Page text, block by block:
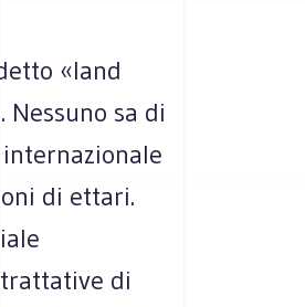
«land
sa di
di ettari.
di